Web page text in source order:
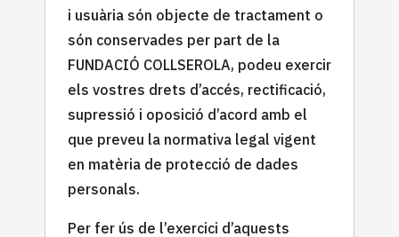
i usuària són objecte de tractament o
són conservades per part de la
FUNDACIÓ COLLSEROLA, podeu exercir
els vostres drets d’accés, rectificació,
supressió i oposició d’acord amb el
que preveu la normativa legal vigent
en matèria de protecció de dades
personals.
Per fer ús de l’exercici d’aquests